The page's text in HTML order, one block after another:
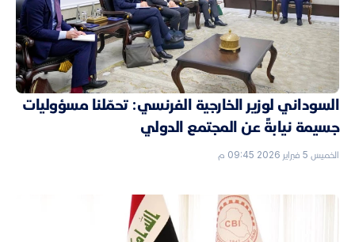
السوداني لوزير الخارجية الفرنسي: تحمّلنا مسؤوليات
جسيمة نيابةً عن المجتمع الدولي
الخميس 5 فبراير 2026 09:45 م